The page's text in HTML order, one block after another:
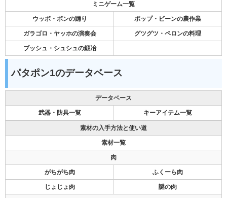
ミニゲーム一覧
ウッボ・ボンの踊り ポップ・ビーンの農作業
ガラゴロ・ヤッホの演奏会 グツグツ・ペロンの料理
ブッシュ・シュシュの鍛冶
パタポン1のデータベース
データベース
武器・防具一覧 キーアイテム一覧
素材の入手方法と使い道
素材一覧
肉
がちがち肉 ふくーら肉
じょじょ肉 謎の肉